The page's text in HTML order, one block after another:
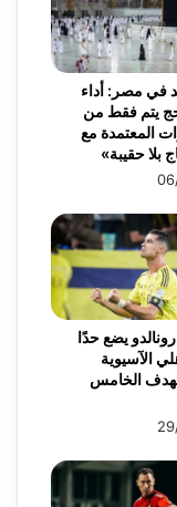
في مصر: أداء
يتم فقط من
المعتمدة مع
بلا حقيبة»
يضع حدًا
الآسيوية
الخامس